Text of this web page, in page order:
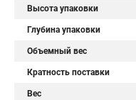
Высота упаковки
Глубина упаковки
Объемный вес
Кратность поставки
Вес